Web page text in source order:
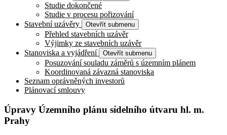
Studie dokončené
Studie v procesu pořizování
Stavební uzávěry
Otevřít submenu
Přehled stavebních uzávěr
Výjimky ze stavebních uzávěr
Stanoviska a vyjádření
Otevřít submenu
Posuzování souladu záměrů s územním plánem
Koordinovaná závazná stanoviska
Seznam oprávněných investorů
Plánovací smlouvy
Úpravy Územního plánu sídelního útvaru hl. m.
Prahy